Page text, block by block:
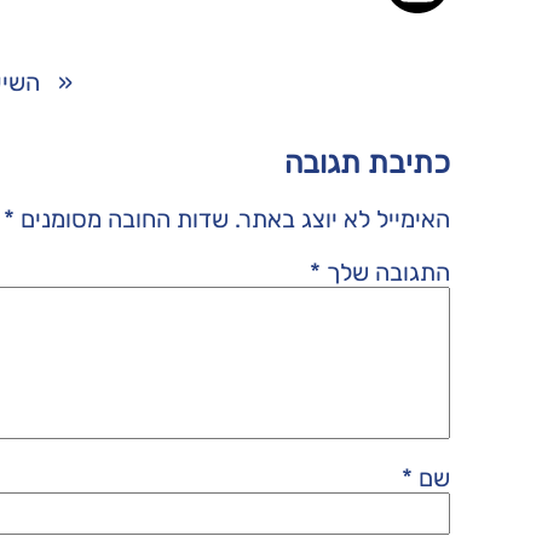
«
כתיבת תגובה
האימייל לא יוצג באתר. שדות החובה מסומנים *
התגובה שלך *
שם *